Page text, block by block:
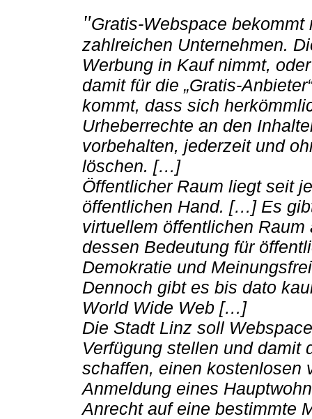
"Gratis-Webspace
zahlreichen Unternehmen.
Werbung in Kauf nimmt,
damit für die „Gratis-
kommt, dass sich
Urheberrechte an den
vorbehalten, jederzeit und
löschen. […]
Öffentlicher Raum liegt seit
öffentlichen Hand. […] Es
virtuellem öffentlichen
dessen Bedeutung für
Demokratie und
Dennoch gibt es bis dato
World Wide Web […]
Die Stadt Linz soll
Verfügung stellen und damit
schaffen, einen kostenlosen
Anmeldung eines
Anrecht auf eine bestimmte